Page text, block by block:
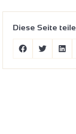
Diese Seite